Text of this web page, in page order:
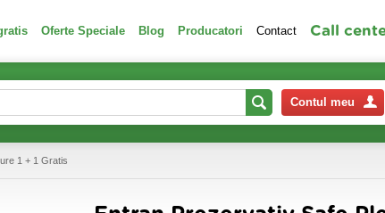
Oferte Speciale Blog Producatori Contact Call
Contul meu
1 + 1 Gratis